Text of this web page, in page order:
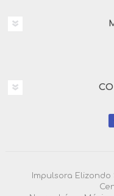
Impulsora Elizondo